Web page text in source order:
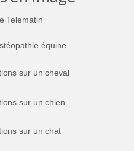
Telematin
équine
sur un cheval
sur un chien
sur un chat